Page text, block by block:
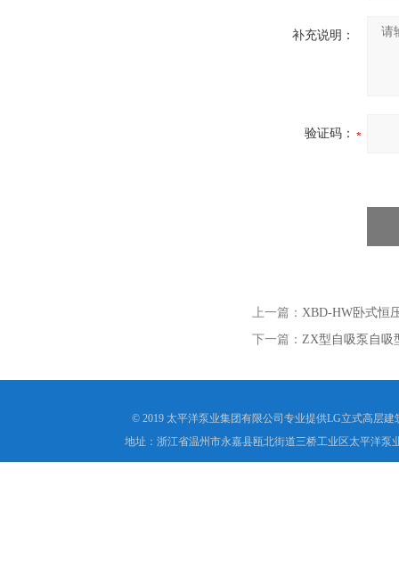
补充说明：
验证码：
上一篇： XBD-HW卧式恒
下一篇： ZX型自吸泵自吸
© 2019 太平洋泵业集团有限公司专业提供LG立式高层
地址：浙江省温州市永嘉县瓯北街道三桥工业区太平洋泵